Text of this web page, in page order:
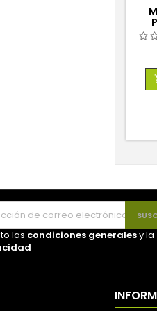
las condiciones generalesy la